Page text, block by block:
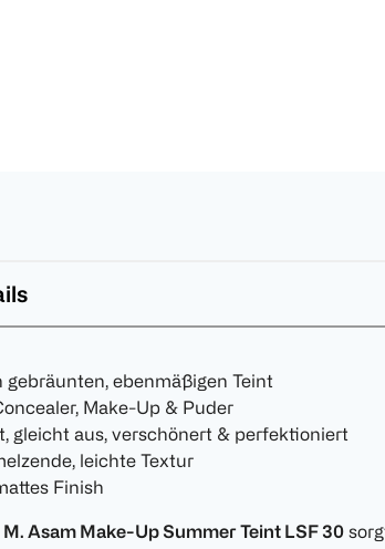
gebräunten, ebenmäßigen Teint
Make-Up & Puder
gleicht aus, verschönert & perfektioniert
leichte Textur
Finish
M. Asam Make-Up Summer Teint LSF 30